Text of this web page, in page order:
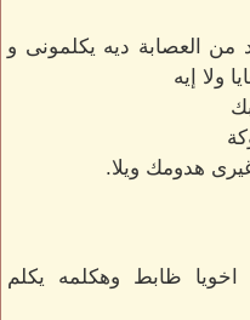
من العصابة ديه يكلمونى و
ولا إيه
هدومك ويلا.
اخويا ظابط وهكلمه يكلم